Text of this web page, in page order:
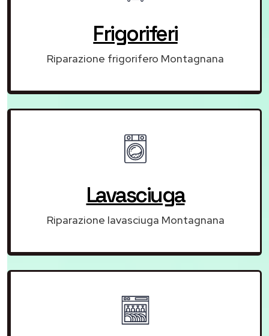
Frigoriferi
Riparazione frigorifero Montagnana
Lavasciuga
Riparazione lavasciuga Montagnana